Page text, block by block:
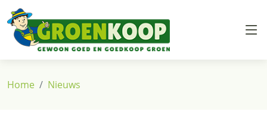
Overslaan en naar de inhoud gaan
Kruimelpad
Home Nieuws